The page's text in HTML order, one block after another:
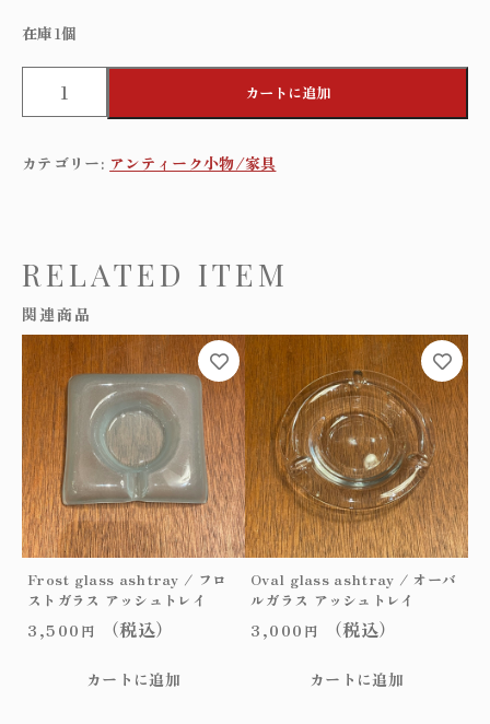
在庫1個
t
g
l
a
s
s
a
s
h
r
a
y
/
オ
ク
タ
ゴ
ン
カートに追加
カテゴリー: アンティーク小物/家具
RELATED ITEM
関連商品
Frost glass ashtray / フロ
ストガラス アッシュトレイ
3,500 円 （税込）
カートに追加
Oval glass ashtray / オーバ
ルガラス アッシュトレイ
3,000 円 （税込）
カートに追加